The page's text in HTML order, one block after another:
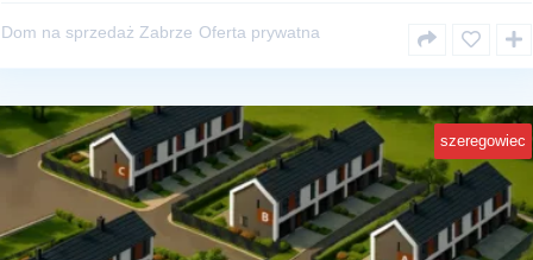
Dom na sprzedaż Zabrze Oferta prywatna
szeregowiec